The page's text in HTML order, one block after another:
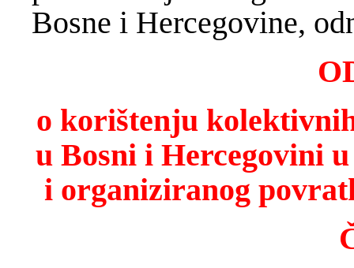
Bosne i Hercegovine,
o korištenju
u Bosni i Hercegovini
i organiziranog